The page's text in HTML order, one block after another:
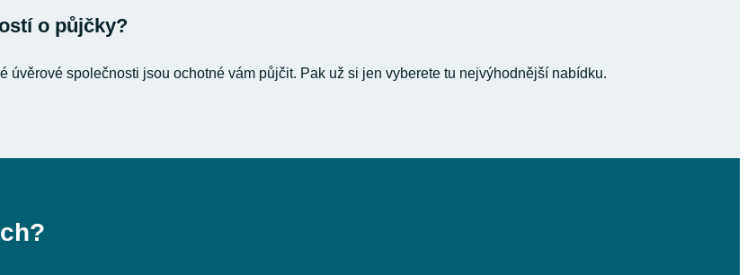
o půjčky?
úvěrové společnosti jsou ochotné vám půjčit. Pak už si jen vyberete tu nejvýhodnější nabídku.